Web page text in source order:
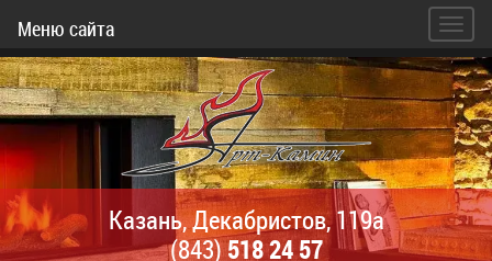
Меню сайта
Казань, Декабристов, 119а
(843)518 24 57